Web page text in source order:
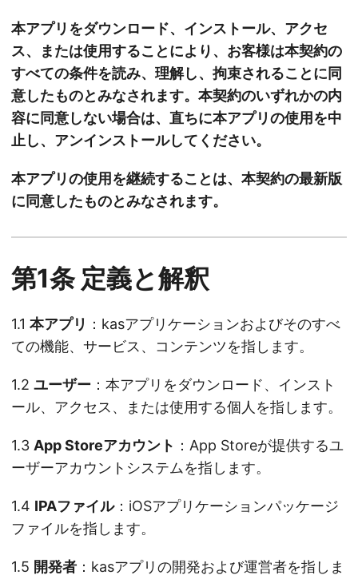
本アプリをダウンロード、インストール、アクセ
ス、または使用することにより、お客様は本契約の
すべての条件を読み、理解し、拘束されることに同
意したものとみなされます。本契約のいずれかの内
容に同意しない場合は、直ちに本アプリの使用を中
止し、アンインストールしてください。
本アプリの使用を継続することは、本契約の最新版
に同意したものとみなされます。
第1条 定義と解釈
1.1 本アプリ ：kasアプリケーションおよびそのすべ
ての機能、サービス、コンテンツを指します。
1.2 ユーザー ：本アプリをダウンロード、インスト
ール、アクセス、または使用する個人を指します。
1.3 App Storeアカウント ：App Storeが提供するユ
ーザーアカウントシステムを指します。
1.4 IPAファイル：iOSアプリケーションパッケージ
ファイルを指します。
1.5 開発者 ：kasアプリの開発および運営者を指しま